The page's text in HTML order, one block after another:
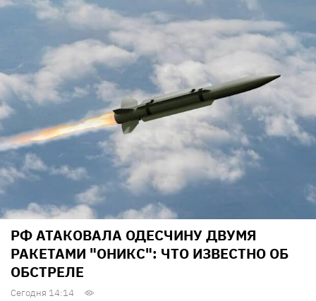
РФ АТАКОВАЛА ОДЕСЧИНУ ДВУМЯ
РАКЕТАМИ "ОНИКС": ЧТО ИЗВЕСТНО ОБ
ОБСТРЕЛЕ
Сегодня 14:14